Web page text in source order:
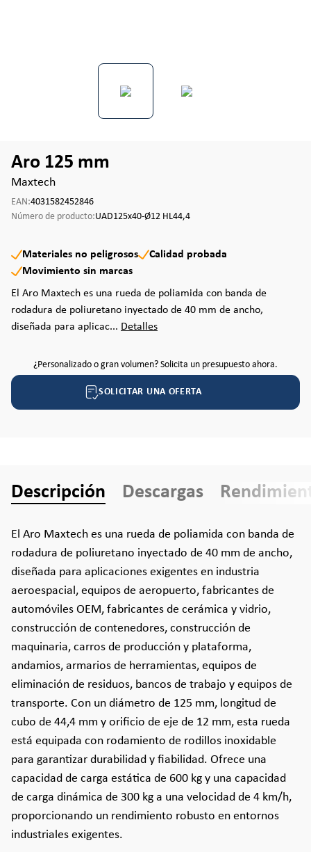
Aro 125 mm
Maxtech
EAN:4031582452846
Número de producto:UAD125x40-Ø12 HL44,4
Materiales no peligrosos
Calidad probada
Movimiento sin marcas
El Aro Maxtech es una rueda de poliamida con banda de
rodadura de poliuretano inyectado de 40 mm de ancho,
diseñada para aplicac... Detalles
¿Personalizado o gran volumen? Solicita un presupuesto ahora.
SOLICITAR UNA OFERTA
Descripción Descargas
El Aro Maxtech es una rueda de poliamida con banda de
rodadura de poliuretano inyectado de 40 mm de ancho,
diseñada para aplicaciones exigentes en industria
aeroespacial, equipos de aeropuerto, fabricantes de
automóviles OEM, fabricantes de cerámica y vidrio,
construcción de contenedores, construcción de
maquinaria, carros de producción y plataforma,
andamios, armarios de herramientas, equipos de
eliminación de residuos, bancos de trabajo y equipos de
transporte. Con un diámetro de 125 mm, longitud de
cubo de 44,4 mm y orificio de eje de 12 mm, esta rueda
está equipada con rodamiento de rodillos inoxidable
para garantizar durabilidad y fiabilidad. Ofrece una
capacidad de carga estática de 600 kg y una capacidad
de carga dinámica de 300 kg a una velocidad de 4 km/h,
proporcionando un rendimiento robusto en entornos
industriales exigentes.